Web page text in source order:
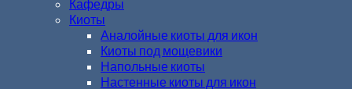
Кафедры
Киоты
Аналойные киоты для икон
Киоты под мощевики
Напольные киоты
Настенные киоты для икон